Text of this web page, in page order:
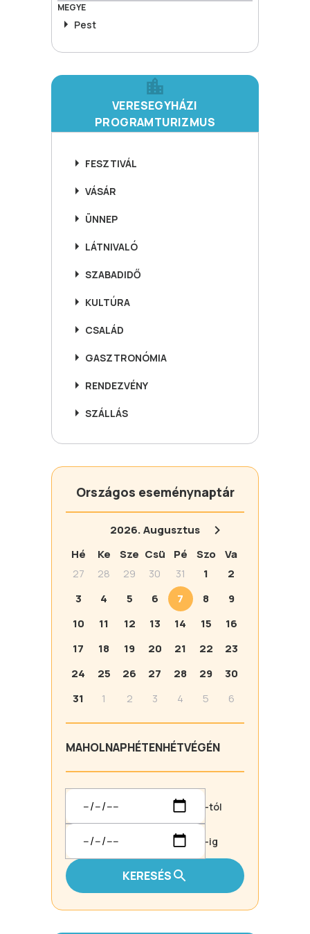
MEGYE
Pest
VERESEGYHÁZI
PROGRAMTURIZMUS
FESZTIVÁL
VÁSÁR
ÜNNEP
LÁTNIVALÓ
SZABADIDŐ
KULTÚRA
CSALÁD
GASZTRONÓMIA
RENDEZVÉNY
SZÁLLÁS
Országos eseménynaptár
2026.Augusztus
Hé
Ke Sze Csü Pé Szo
Va
27
28 29 30 31 1
2
3
4 5 6 7 8
9
10
11 12 13 14 15
16
17
18 19 20 21 22
23
24
25 26 27 28 29
30
31
1 2 3 4 5 6
MAHOLNAPHÉTENHÉTVÉGÉN
-tól
-ig
KERESÉS